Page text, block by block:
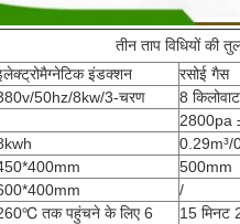
तीन ताप विधियों की
इंडक्शन रसोई गैस
50hz/8kw/3-चरण 8
2800pa
0.29m³/
500mm
/
तक पहुंचने के लिए 6
15